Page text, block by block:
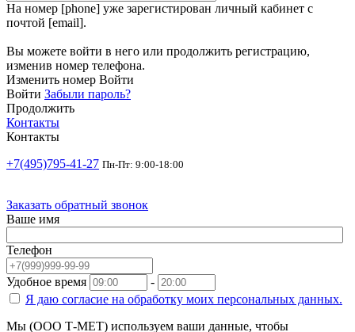
На номер [phone] уже зарегистирован личный кабинет с
почтой [email].
Вы можете войти в него или продолжить регистрацию,
изменив номер телефона.
Изменить номер Войти
Войти Забыли пароль?
Продолжить
Контакты
Контакты
+7(495)795-41-27 Пн-Пт: 9:00-18:00
Заказать обратный звонок
Ваше имя
Телефон
Удобное время
-
Я даю согласие на обработку моих персональных данных.
Мы (ООО Т-МЕТ) используем ваши данные, чтобы